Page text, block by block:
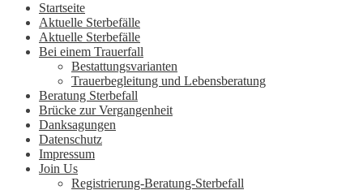
Startseite
Aktuelle Sterbefälle
Aktuelle Sterbefälle
Bei einem Trauerfall
Bestattungsvarianten
Trauerbegleitung und Lebensberatung
Beratung Sterbefall
Brücke zur Vergangenheit
Danksagungen
Datenschutz
Impressum
Join Us
Registrierung-Beratung-Sterbefall